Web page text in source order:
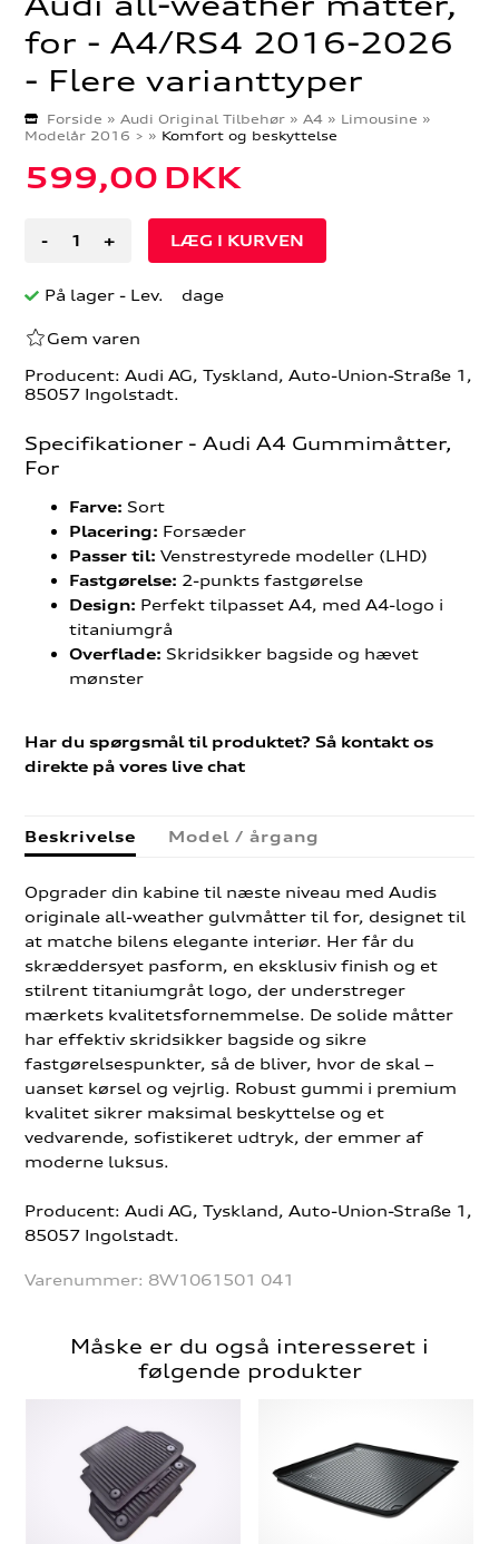
for - A4/RS4 2016-2026
- Flere varianttyper
Forside »Audi Original Tilbehør »A4 » Limousine »
Modelår 2016 > » Komfort og beskyttelse
599,00 DKK
- +
På lager- Lev. dage
Gem varen
Producent: Audi AG, Tyskland, Auto-Union-Straße 1,
85057 Ingolstadt.
Specifikationer - Audi A4 Gummimåtter,
For
Farve: Sort
Placering: Forsæder
Passer til: Venstrestyrede modeller (LHD)
Fastgørelse: 2-punkts fastgørelse
Design: Perfekt tilpasset A4, med A4-logo i
titaniumgrå
Overflade: Skridsikker bagside og hævet
mønster
Har du spørgsmål til produktet? Så kontakt os
direkte på vores live chat
Beskrivelse Model / årgang
Opgrader din kabine til næste niveau med Audis
originale all-weather gulvmåtter til for, designet til
at matche bilens elegante interiør. Her får du
skræddersyet pasform, en eksklusiv finish og et
stilrent titaniumgråt logo, der understreger
mærkets kvalitetsfornemmelse. De solide måtter
har effektiv skridsikker bagside og sikre
fastgørelsespunkter, så de bliver, hvor de skal –
uanset kørsel og vejrlig. Robust gummi i premium
kvalitet sikrer maksimal beskyttelse og et
vedvarende, sofistikeret udtryk, der emmer af
moderne luksus.
Producent: Audi AG, Tyskland, Auto-Union-Straße 1,
85057 Ingolstadt.
Varenummer: 8W1061501 041
Måske er du også interesseret i
følgende produkter